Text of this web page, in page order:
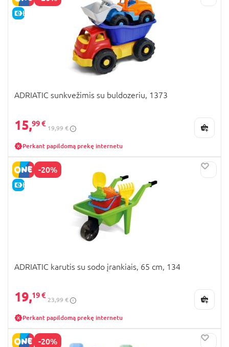
E-KAINA
ADRIATIC sunkvežimis su buldozeriu, 1373
15,99 €
19,99 €
Perkant papildomą prekę internetu
-20%
E-KAINA
ADRIATIC karutis su sodo įrankiais, 65 cm, 134
19,19 €
23,99 €
Perkant papildomą prekę internetu
-20%